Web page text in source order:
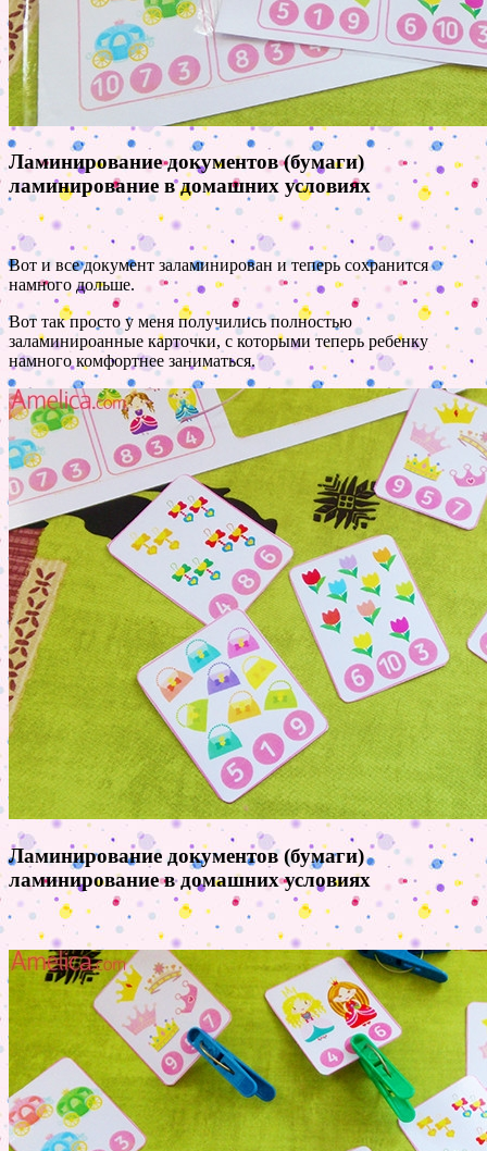
Ламинирование документов (бумаги)
ламинирование в домашних условиях
Вот и все документ заламинирован и теперь сохранится
намного дольше.
Вот так просто у меня получились полностью
заламинироанные карточки, с которыми теперь ребенку
намного комфортнее заниматься.
Ламинирование документов (бумаги)
ламинирование в домашних условиях